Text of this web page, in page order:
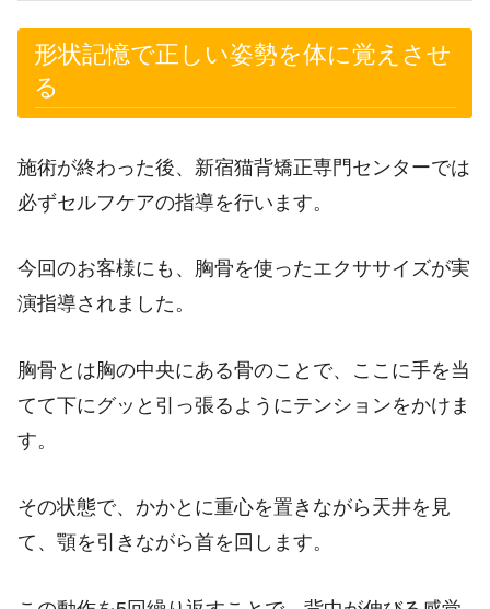
形状記憶で正しい姿勢を体に覚えさせ
る
施術が終わった後、新宿猫背矯正専門センターでは
必ずセルフケアの指導を行います。
今回のお客様にも、胸骨を使ったエクササイズが実
演指導されました。
胸骨とは胸の中央にある骨のことで、ここに手を当
てて下にグッと引っ張るようにテンションをかけま
す。
その状態で、かかとに重心を置きながら天井を見
て、顎を引きながら首を回します。